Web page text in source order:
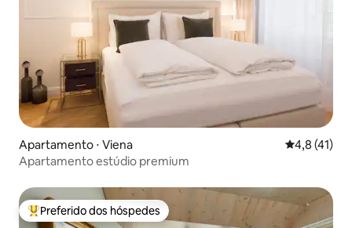
Apartamento ⋅ Viena 4,8 de uma
4,8 (41)
Apartamento estúdio premium
Entre os melhores preferidos dos hóspedes
Preferido dos hóspedes